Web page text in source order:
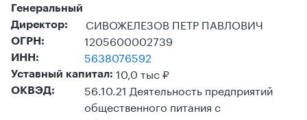
Генеральный
Директор:
СИВОЖЕЛЕЗОВ ПЕТР ПАВЛОВИЧ
ОГРН: 1205600002739
ИНН: 5638076592
Уставный капитал: 10,0 тыс ₽
ОКВЭД:
56.10.21 Деятельность предприятий
общественного питания с